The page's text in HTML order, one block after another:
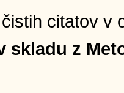
citatov v
skladu z